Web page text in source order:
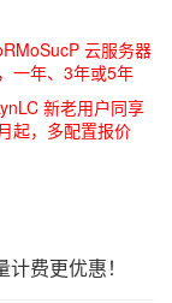
云服务器
一年、3年或5年
新老用户同享
起，多配置报价
费更优惠！